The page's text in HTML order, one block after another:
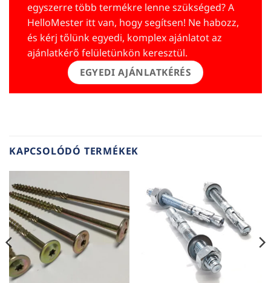
egyszerre több termékre lenne szükséged? A
HelloMester itt van, hogy segítsen! Ne habozz,
és kérj tőlünk egyedi, komplex ajánlatot az
ajánlatkérő felületünkön keresztül.
EGYEDI AJÁNLATKÉRÉS
KAPCSOLÓDÓ TERMÉKEK